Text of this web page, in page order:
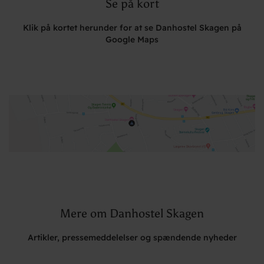
Se på kort
Klik på kortet herunder for at se Danhostel Skagen på
Google Maps
Mere om Danhostel Skagen
Artikler, pressemeddelelser og spændende nyheder